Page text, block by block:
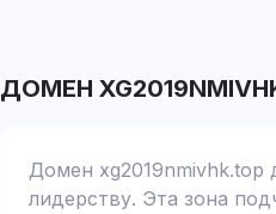
ДОМЕН
Домен xg2019nmivhk.top
лидерству. Эта зона